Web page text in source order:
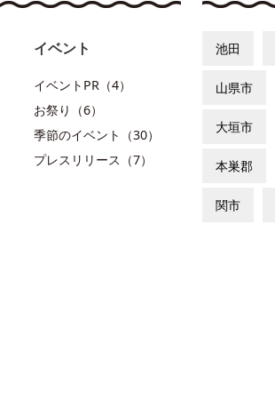
イベント
イベントPR（4）
お祭り（6）
季節のイベント（30）
プレスリリース（7）
池田
山県市
大垣市
本巣郡
関市